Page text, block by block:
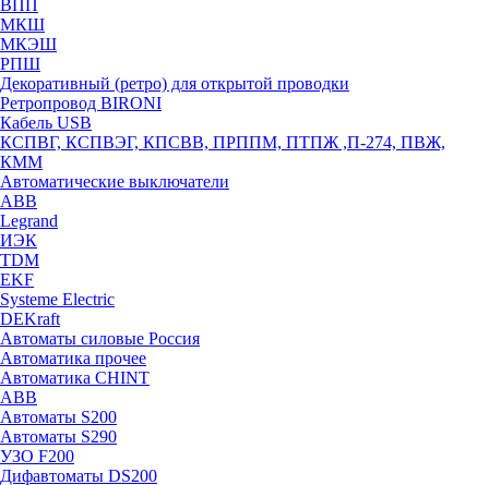
ВПП
МКШ
МКЭШ
РПШ
Декоративный (ретро) для открытой проводки
Ретропровод BIRONI
Кабель USB
КСПВГ, КСПВЭГ, КПСВВ, ПРППМ, ПТПЖ ,П-274, ПВЖ,
КММ
Автоматические выключатели
ABB
Legrand
ИЭК
TDM
EKF
Systeme Electric
DEKraft
Автоматы силовые Россия
Автоматика прочее
Автоматика CHINT
ABB
Автоматы S200
Автоматы S290
УЗО F200
Дифавтоматы DS200